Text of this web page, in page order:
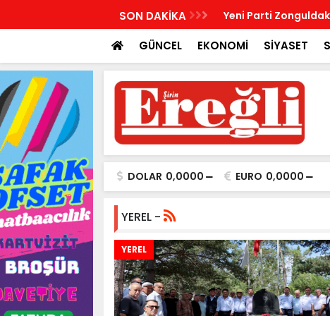
SON DAKİKA Yeni Parti
GÜNCEL EKONOMİ SİYASET
DOLAR 0,0000 EURO 0,0000
YEREL -
YEREL